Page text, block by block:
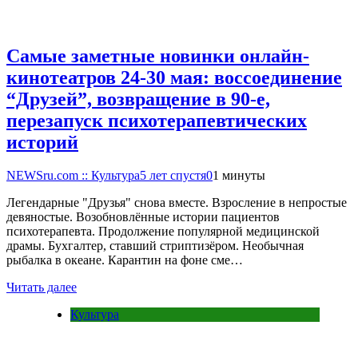
Самые заметные новинки онлайн-
кинотеатров 24-30 мая: воссоединение
“Друзей”, возвращение в 90-е,
перезапуск психотерапевтических
историй
NEWSru.com :: Культура5 лет спустя01 минуты
Легендарные "Друзья" снова вместе. Взросление в непростые
девяностые. Возобновлённые истории пациентов
психотерапевта. Продолжение популярной медицинской
драмы. Бухгалтер, ставший стриптизёром. Необычная
рыбалка в океане. Карантин на фоне сме…
Читать далее
Культура